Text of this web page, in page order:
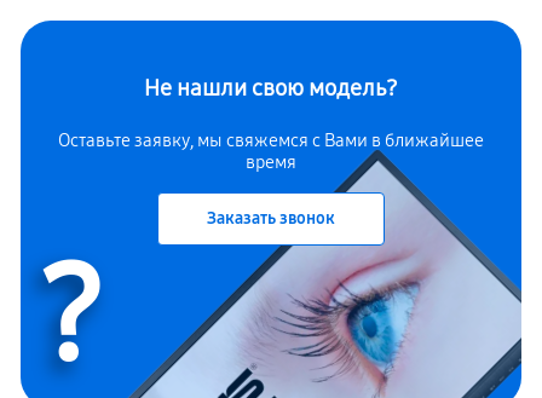
Не нашли свою модель?
Оставьте заявку, мы свяжемся с Вами в ближайшее
время
Заказать звонок
?